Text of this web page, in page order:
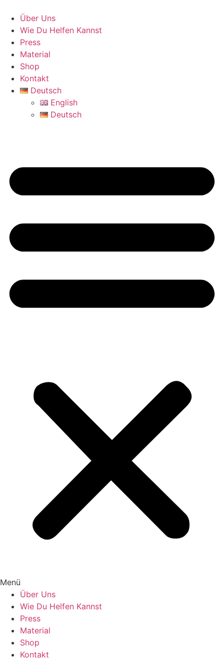
Inhalt
wechseln
Über Uns
Wie Du Helfen Kannst
Press
Material
Shop
Kontakt
Deutsch
English
Deutsch
Menü
Über Uns
Wie Du Helfen Kannst
Press
Material
Shop
Kontakt